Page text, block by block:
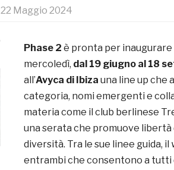
22 Maggio 2024
Phase 2 è pronta per inaugurare
mercoledì, dal 19 giugno al 18
all’Avyca di Ibiza una line up che
categoria, nomi emergenti e
materia come il club berlinese
una serata che promuove libertà
diversità. Tra le sue linee guida, il
entrambi che consentono a tutti